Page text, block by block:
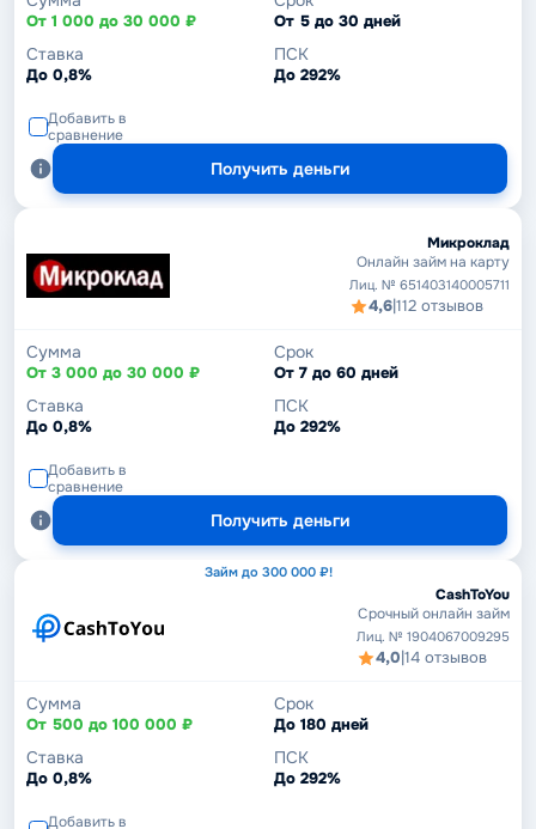
От 1 000 до 30 000 ₽ От 5 до 30 дней
Ставка
До 0,8%
ПСК
До 292%
Добавить в
сравнение
Получить деньги
Микроклад
Онлайн займ на карту
Лиц. № 651403140005711
4,6|112 отзывов
Сумма
От 3 000 до 30 000 ₽
Срок
От 7 до 60 дней
Ставка
До 0,8%
ПСК
До 292%
Добавить в
сравнение
Получить деньги
Займ до 300 000 ₽!
CashToYou
Срочный онлайн займ
Лиц. № 1904067009295
4,0|14 отзывов
Сумма
От 500 до 100 000 ₽
Срок
До 180 дней
Ставка
До 0,8%
ПСК
До 292%
Добавить в